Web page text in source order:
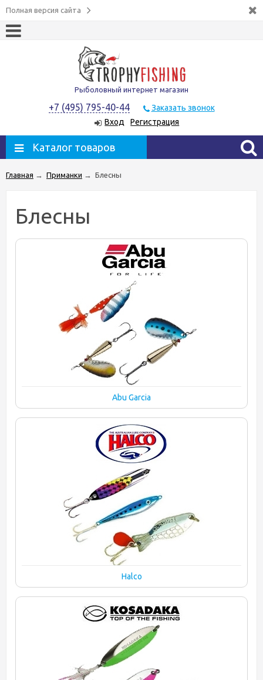
Полная версия сайта
Рыболовный интернет магазин
+7 (495) 795-40-44
Заказать звонок
Вход
Регистрация
Каталог товаров
Главная → Приманки → Блесны
Блесны
Abu Garcia
Halco